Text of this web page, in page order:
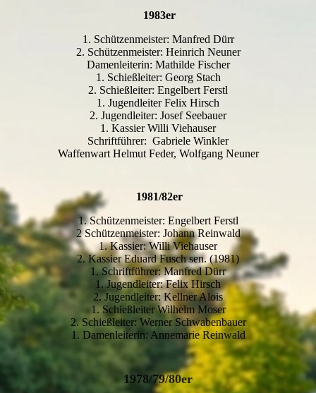
1983er
1. Schützenmeister: Manfred Dürr
2. Schützenmeister: Heinrich Neuner
Damenleiterin: Mathilde Fischer
1. Schießleiter: Georg Stach
2. Schießleiter: Engelbert Ferstl
1. Jugendleiter Felix Hirsch
2. Jugendleiter: Josef Seebauer
1. Kassier Willi Viehauser
Schriftführer: Gabriele Winkler
Waffenwart Helmut Feder, Wolfgang Neuner
1981/82er
1. Schützenmeister: Engelbert Ferstl
2 Schützenmeister: Johann Reinwald
1. Kassier: Willi Viehauser
2. Kassier Eduard Fusch sen. (1981)
1. Schriftführer: Manfred Dürr
1. Jugendleiter: Felix Hirsch
2. Jugendleiter: Kellner Alois
1. Schießleiter Wilhelm Moser
2. Schießleiter: Werner Schwabenbauer
1. Damenleiterin: Annemarie Reinwald
1978/79/80er